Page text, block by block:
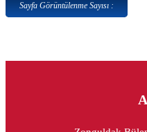
Sayfa Görüntülenme Sayısı :